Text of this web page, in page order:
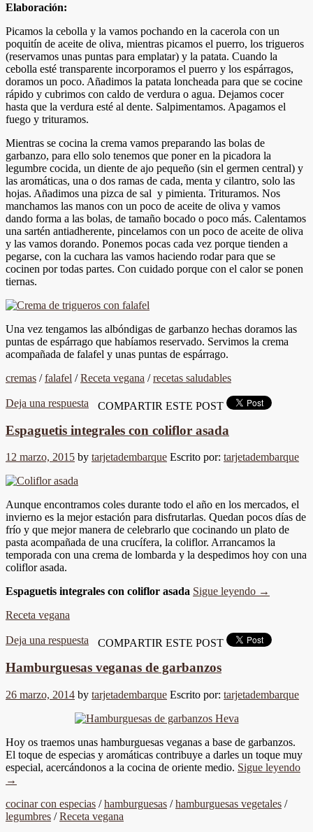
Elaboración:
Picamos la cebolla y la vamos pochando en la cacerola con un
poquitín de aceite de oliva, mientras picamos el puerro, los trigueros
(reservamos unas puntas para emplatar) y la patata. Cuando la
cebolla esté transparente incorporamos el puerro y los espárragos,
doramos un poco. Añadimos la patata loncheada para que se cocine
rápido y cubrimos con caldo de verdura o agua. Dejamos cocer
hasta que la verdura esté al dente. Salpimentamos. Apagamos el
fuego y trituramos.
Mientras se cocina la crema vamos preparando las bolas de
garbanzo, para ello solo tenemos que poner en la picadora la
legumbre cocida, un diente de ajo pequeño (sin el germen central) y
las aromáticas, una o dos ramas de cada, menta y cilantro, solo las
hojas. Añadimos una pizca de sal y pimienta. Trituramos. Nos
manchamos las manos con un poco de aceite de oliva y vamos
dando forma a las bolas, de tamaño bocado o poco más. Calentamos
una sartén antiadherente, pincelamos con un poco de aceite de oliva
y las vamos dorando. Ponemos pocas cada vez porque tienden a
pegarse, con la cuchara las vamos haciendo rodar para que se
cocinen por todas partes. Con cuidado porque con el calor se ponen
tiernas.
Una vez tengamos las albóndigas de garbanzo hechas doramos las
puntas de espárrago que habíamos reservado. Servimos la crema
acompañada de falafel y unas puntas de espárrago.
cremas /falafel /Receta vegana /recetas saludables
Deja una respuesta COMPARTIR ESTE POST
Espaguetis integrales con coliflor asada
12 marzo, 2015 by tarjetadembarque Escrito por: tarjetadembarque
Aunque encontramos coles durante todo el año en los mercados, el
invierno es la mejor estación para disfrutarlas. Quedan pocos días de
frío y que mejor manera de celebrarlo que cocinando un plato de
pasta acompañada de una crucífera, la coliflor. Arrancamos la
temporada con una crema de lombarda y la despedimos hoy con una
coliflor asada.
Espaguetis integrales con coliflor asada Sigue leyendo →
Receta vegana
Deja una respuesta COMPARTIR ESTE POST
Hamburguesas veganas de garbanzos
26 marzo, 2014 by tarjetadembarque Escrito por: tarjetadembarque
Hoy os traemos unas hamburguesas veganas a base de garbanzos.
El toque de especias y aromáticas contribuye a darles un toque muy
especial, acercándonos a la cocina de oriente medio. Sigue leyendo
→
cocinar con especias /hamburguesas /hamburguesas vegetales /
legumbres /Receta vegana